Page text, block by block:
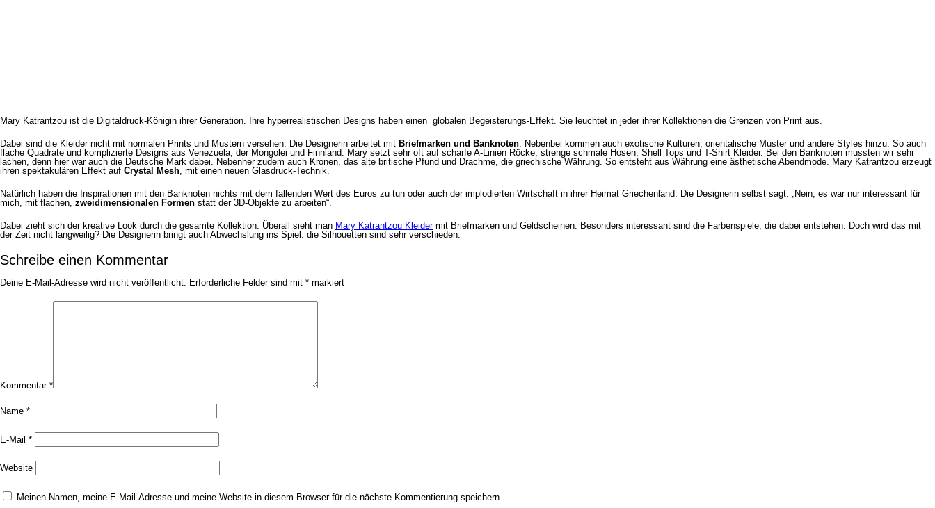
Mary Katrantzou ist die Digitaldruck-Königin ihrer Generation. Ihre hyperrealistischen Designs haben einen globalen Begeisterungs-Effekt. Sie leuchtet in jeder ihrer Kollektionen die Grenzen von Print aus.
Dabei sind die Kleider nicht mit normalen Prints und Mustern versehen. Die Designerin arbeitet mit Briefmarken und Banknoten. Nebenbei kommen auch exotische Kulturen, orientalische Muster und andere Styles hinzu. So auch
flache Quadrate und komplizierte Designs aus Venezuela, der Mongolei und Finnland. Mary setzt sehr oft auf scharfe A-Linien Röcke, strenge schmale Hosen, Shell Tops und T-Shirt Kleider. Bei den Banknoten mussten wir sehr
lachen, denn hier war auch die Deutsche Mark dabei. Nebenher zudem auch Kronen, das alte britische Pfund und Drachme, die griechische Währung. So entsteht aus Währung eine ästhetische Abendmode. Mary Katrantzou erzeugt
ihren spektakulären Effekt auf Crystal Mesh, mit einen neuen Glasdruck-Technik.
Natürlich haben die Inspirationen mit den Banknoten nichts mit dem fallenden Wert des Euros zu tun oder auch der implodierten Wirtschaft in ihrer Heimat Griechenland. Die Designerin selbst sagt: „Nein, es war nur interessant für
mich, mit flachen, zweidimensionalen Formen statt der 3D-Objekte zu arbeiten“.
Dabei zieht sich der kreative Look durch die gesamte Kollektion. Überall sieht man Mary Katrantzou Kleidermit Briefmarken und Geldscheinen. Besonders interessant sind die Farbenspiele, die dabei entstehen. Doch wird das mit
der Zeit nicht langweilig? Die Designerin bringt auch Abwechslung ins Spiel: die Silhouetten sind sehr verschieden.
Schreibe einen Kommentar
Deine E-Mail-Adresse wird nicht veröffentlicht. Erforderliche Felder sind mit * markiert
Kommentar *
Name *
E-Mail *
Website
Meinen Namen, meine E-Mail-Adresse und meine Website in diesem Browser für die nächste Kommentierung speichern.